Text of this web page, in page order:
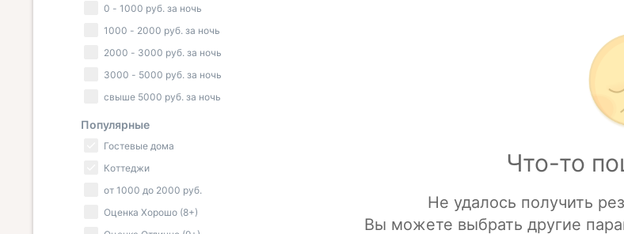
0 - 1000 руб. за ночь
1000 - 2000 руб. за ночь
2000 - 3000 руб. за ночь
3000 - 5000 руб. за ночь
свыше 5000 руб. за ночь
Популярные
Гостевые дома
Коттеджи
от 1000 до 2000 руб.
Оценка Хорошо (8+)